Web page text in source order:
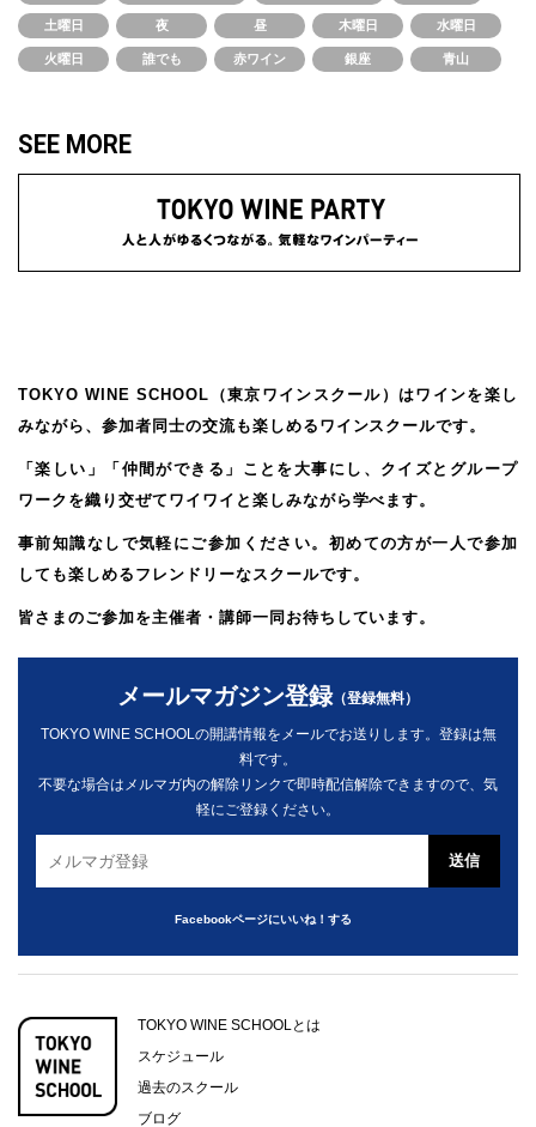
土曜日 夜 昼 木曜日 水曜日
火曜日 誰でも 赤ワイン 銀座 青山
SEE MORE
TOKYO WINE SCHOOL（東京ワインスクール）はワインを楽し
みながら、参加者同士の交流も楽しめるワインスクールです。
「楽しい」「仲間ができる」ことを大事にし、 クイズとグループ
ワークを織り交ぜてワイワイと楽しみながら学べます。
事前知識なしで気軽にご参加ください。 初めての方が一人で参加
しても楽しめるフレンドリーなスクールです。
皆さまのご参加を主催者・講師一同お待ちしています。
メールマガジン登録（登録無料）
TOKYO WINE SCHOOLの開講情報をメールでお送りします。登録は無
料です。
不要な場合はメルマガ内の解除リンクで即時配信解除できますので、気
軽にご登録ください。
Facebookページにいいね！する
TOKYO WINE SCHOOLとは
スケジュール
過去のスクール
ブログ